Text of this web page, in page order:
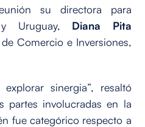
su directora para
y Uruguay, Diana Pita
Comercio e Inversiones,
sinergia”, resaltó
partes involucradas en la
fue categórico respecto a